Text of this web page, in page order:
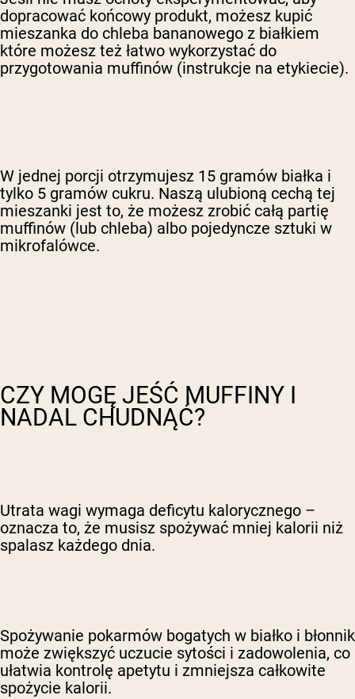
dopracować końcowy produkt, możesz kupić
mieszanka do chleba bananowego z białkiem
które możesz też łatwo wykorzystać do
przygotowania muffinów (instrukcje na etykiecie).
W jednej porcji otrzymujesz 15 gramów białka i
tylko 5 gramów cukru. Naszą ulubioną cechą tej
mieszanki jest to, że możesz zrobić całą partię
muffinów (lub chleba) albo pojedyncze sztuki w
mikrofalówce.
CZY MOGĘ JEŚĆ MUFFINY I
NADAL CHUDNĄĆ?
Utrata wagi wymaga deficytu kalorycznego –
oznacza to, że musisz spożywać mniej kalorii niż
spalasz każdego dnia.
Spożywanie pokarmów bogatych w białko i błonnik
może zwiększyć uczucie sytości i zadowolenia, co
ułatwia kontrolę apetytu i zmniejsza całkowite
spożycie kalorii.